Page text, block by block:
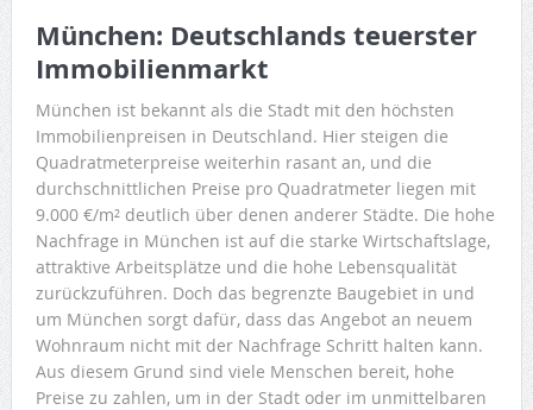
München: Deutschlands teuerster
Immobilienmarkt
München ist bekannt als die Stadt mit den höchsten
Immobilienpreisen in Deutschland. Hier steigen die
Quadratmeterpreise weiterhin rasant an, und die
durchschnittlichen Preise pro Quadratmeter liegen mit
9.000 €/m² deutlich über denen anderer Städte. Die hohe
Nachfrage in München ist auf die starke Wirtschaftslage,
attraktive Arbeitsplätze und die hohe Lebensqualität
zurückzuführen. Doch das begrenzte Baugebiet in und
um München sorgt dafür, dass das Angebot an neuem
Wohnraum nicht mit der Nachfrage Schritt halten kann.
Aus diesem Grund sind viele Menschen bereit, hohe
Preise zu zahlen, um in der Stadt oder im unmittelbaren